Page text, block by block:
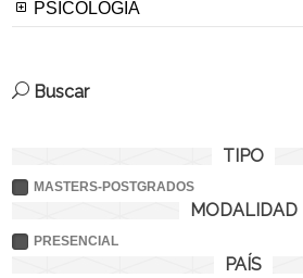
PSICOLOGÍA
Buscar
TIPO
MASTERS-POSTGRADOS
MODALIDAD
PRESENCIAL
PAÍS